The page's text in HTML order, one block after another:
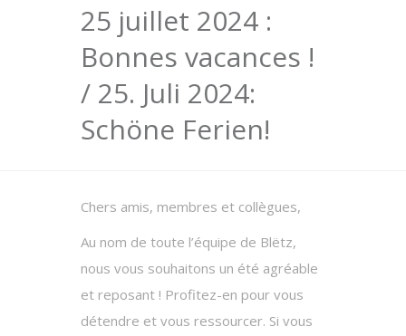
25 juillet 2024 :
Bonnes vacances !
/ 25. Juli 2024:
Schöne Ferien!
Chers amis, membres et collègues,
Au nom de toute l’équipe de Blëtz,
nous vous souhaitons un été agréable
et reposant ! Profitez-en pour vous
détendre et vous ressourcer. Si vous